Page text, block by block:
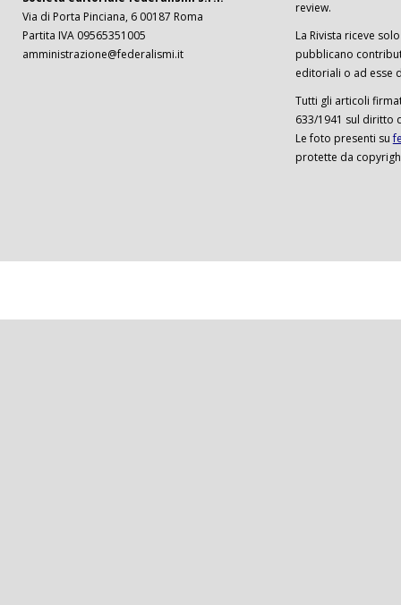
Via di Porta Pinciana, 6 00187 Roma
Partita IVA 09565351005
amministrazione@federalismi.it
review.
La Rivista riceve
pubblicano
editoriali o ad esse
Tutti gli articoli
633/1941 sul diritto
Le foto presenti su
protette da